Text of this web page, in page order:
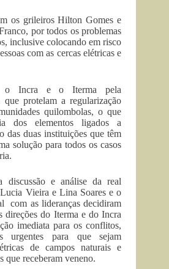
os grileiros Hilton Gomes e
por todos os problemas
inclusive colocando em risco
com as cercas elétricas e
o Incra e o Iterma pela
protelam a regularização
quilombolas, o que
dos elementos ligados a
das duas instituições que têm
solução para todos os casos
discussão e análise da real
Lucia Vieira e Lina Soares e o
com as lideranças decidiram
direções do Iterma e do Incra
imediata para os conflitos,
urgentes para que sejam
de campos naturais e
que receberam veneno.